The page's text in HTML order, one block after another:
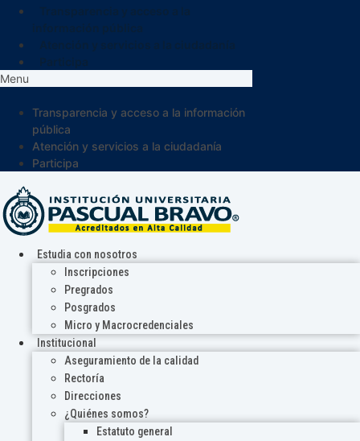
Menu
Transparencia y acceso a la información
pública
Atención y servicios a la ciudadanía
Participa
Estudia con nosotros
Inscripciones
Pregrados
Posgrados
Micro y Macrocredenciales
Institucional
Aseguramiento de la calidad
Rectoría
Direcciones
¿Quiénes somos?
Estatuto general